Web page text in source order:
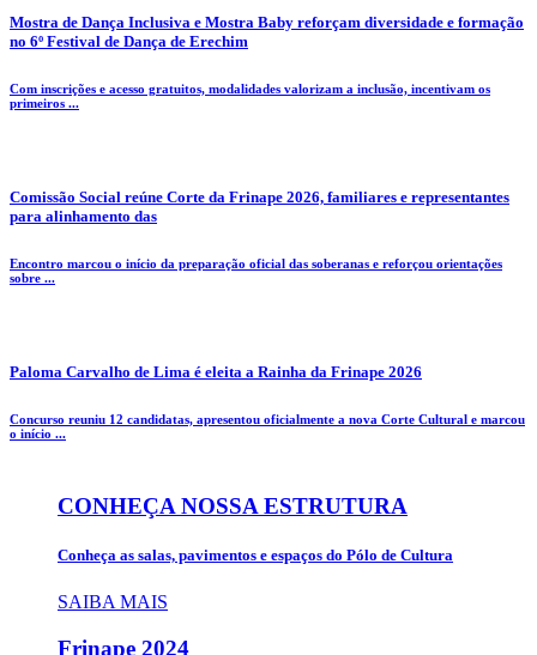
Mostra de Dança Inclusiva e Mostra Baby reforçam diversidade e formação
no 6º Festival de Dança de Erechim
Com inscrições e acesso gratuitos, modalidades valorizam a inclusão, incentivam os
primeiros ...
Comissão Social reúne Corte da Frinape 2026, familiares e representantes
para alinhamento das
Encontro marcou o início da preparação oficial das soberanas e reforçou orientações
sobre ...
Paloma Carvalho de Lima é eleita a Rainha da Frinape 2026
Concurso reuniu 12 candidatas, apresentou oficialmente a nova Corte Cultural e marcou
o início ...
CONHEÇA NOSSA ESTRUTURA
Conheça as salas, pavimentos e espaços do Pólo de Cultura
SAIBA MAIS
Frinape 2024